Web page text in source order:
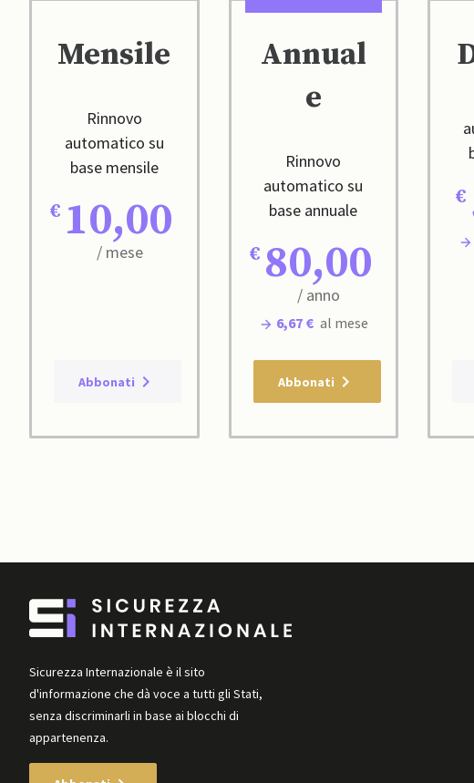
Mensile
Rinnovo
automatico su
base mensile
10,00
/ mese
Abbonati
Annual
e
Rinnovo
automatico su
base annuale
80,00
/ anno
6,67 € al mese
Abbonati
Sicurezza Internazionale è il sito
d'informazione che dà voce a tutti gli Stati,
senza discriminarli in base ai blocchi di
appartenenza.